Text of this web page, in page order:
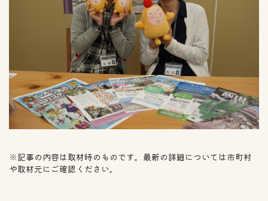
※記事の内容は取材時のものです。最新の詳細については市町村
や取材元にご確認ください。